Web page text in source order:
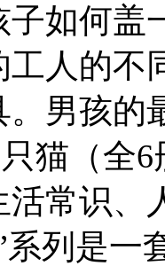
如何盖
工人的不
。男孩的
（全6
识、
列是一